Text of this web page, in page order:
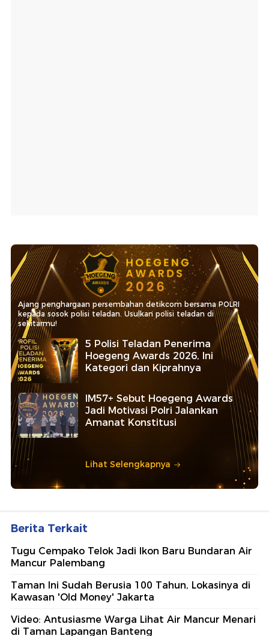
Ajang penghargaan persembahan detikcom bersama POLRI
kepada sosok polisi teladan. Usulkan polisi teladan di
sekitarmu!
5 Polisi Teladan Penerima
Hoegeng Awards 2026, Ini
Kategori dan Kiprahnya
IM57+ Sebut Hoegeng Awards
Jadi Motivasi Polri Jalankan
Amanat Konstitusi
Lihat Selengkapnya
Berita Terkait
Tugu Cempako Telok Jadi Ikon Baru Bundaran Air
Mancur Palembang
Taman Ini Sudah Berusia 100 Tahun, Lokasinya di
Kawasan 'Old Money' Jakarta
Video: Antusiasme Warga Lihat Air Mancur Menari
di Taman Lapangan Banteng